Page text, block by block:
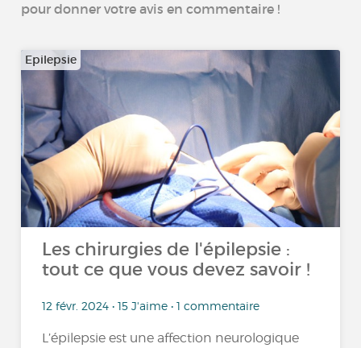
pour donner votre avis en commentaire !
Epilepsie
Les chirurgies de l'épilepsie :
tout ce que vous devez savoir !
12 févr. 2024 • 15 J'aime • 1 commentaire
L’épilepsie est une affection neurologique